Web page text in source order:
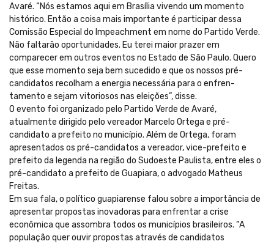
Avaré. “Nós estamos aqui em Brasília vivendo um momento
histórico. Então a coisa mais importante é participar dessa
Comissão Especial do Impeachment em nome do Partido Verde.
Não faltarão oportunidades. Eu terei maior prazer em
comparecer em outros eventos no Estado de São Paulo. Quero
que esse momento seja bem sucedido e que os nossos pré-
candidatos recolham a energia necessária para o enfren-
tamento e sejam vitoriosos nas eleições”, disse.
O evento foi organizado pelo Partido Verde de Avaré,
atualmente dirigido pelo vereador Marcelo Ortega e pré-
candidato a prefeito no município. Além de Ortega, foram
apresentados os pré-candidatos a vereador, vice-prefeito e
prefeito da legenda na região do Sudoeste Paulista, entre eles o
pré-candidato a prefeito de Guapiara, o advogado Matheus
Freitas.
Em sua fala, o político guapiarense falou sobre a importância de
apresentar propostas inovadoras para enfrentar a crise
econômica que assombra todos os municípios brasileiros. “A
população quer ouvir propostas através de candidatos